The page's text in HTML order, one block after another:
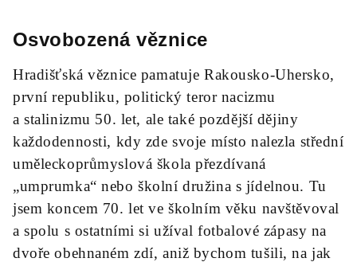
Osvobozená věznice
Hradišťská věznice pamatuje Rakousko-Uhersko,
první republiku, politický teror nacizmu
a stalinizmu 50. let, ale také pozdější dějiny
každodennosti, kdy zde svoje místo nalezla střední
uměleckoprůmyslová škola přezdívaná
„umprumka“ nebo školní družina s jídelnou. Tu
jsem koncem 70. let ve školním věku navštěvoval
a spolu s ostatními si užíval fotbalové zápasy na
dvoře obehnaném zdí, aniž bychom tušili, na jak